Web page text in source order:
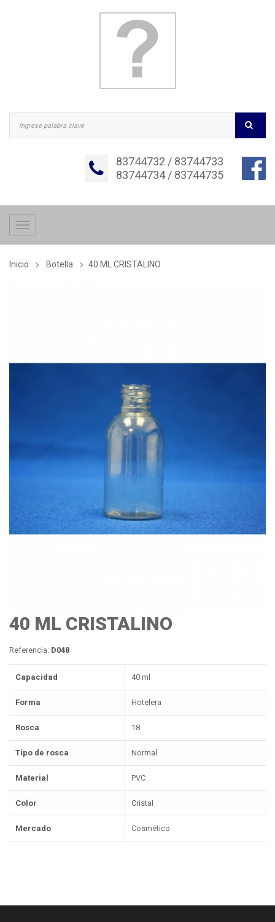
83744732 / 83744733
83744734 / 83744735
Toggle
Inicio Botella 40 ML CRISTALINO
40 ML CRISTALINO
Referencia: D048
Capacidad 40 ml
Forma Hotelera
Rosca 18
Tipo de rosca Normal
Material PVC
Color Cristal
Mercado Cosmético